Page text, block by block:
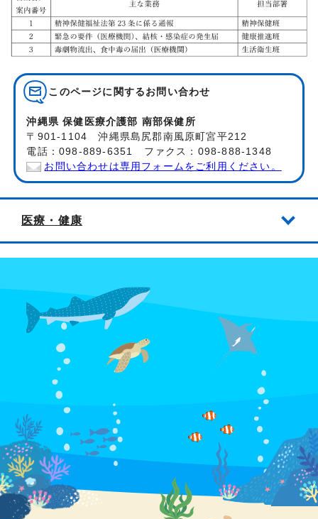
このページに関する お問い合わせ
沖縄県 保健医療介護部 南部保健所
〒901-1104 沖縄県島尻郡南風原町宮平212
電話：098-889-6351 ファクス：098-888-1348
お問い合わせは専用フォームをご利用ください。
医療・健康